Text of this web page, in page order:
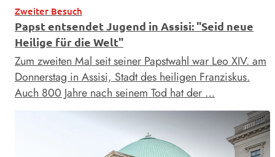
Zweiter Besuch
Papst entsendet Jugend in Assisi: "Seid neue
Heilige für die Welt"
Zum zweiten Mal seit seiner Papstwahl war Leo XIV. am
Donnerstag in Assisi, Stadt des heiligen Franziskus.
Auch 800 Jahre nach seinem Tod hat der …